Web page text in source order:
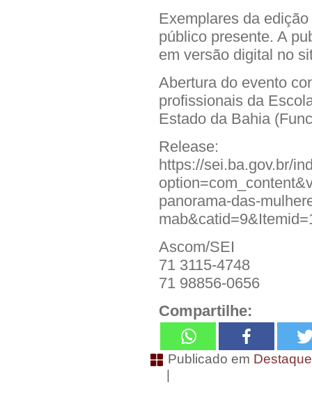
Exemplares da
público presente. A
em versão digital no
Abertura do evento
profissionais da
Estado da Bahia
Release:
https://sei.ba.gov.br/
panorama-das-
Ascom/SEI
71 3115-4748
71 98856-0656
Compartilhe:
Publicado em
|